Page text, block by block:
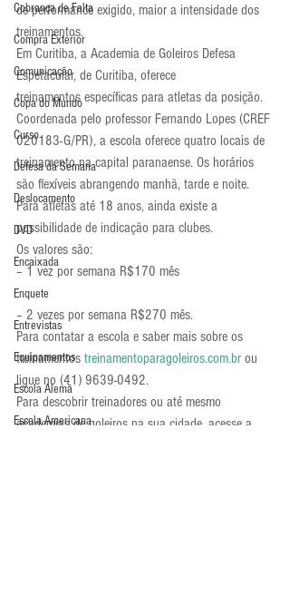
Cobrança de Falta
Compra Exterior
Comunicação
Copa do Mundo
Curso
Defesa da Semana
Deslocamento
DVD
Encaixada
Enquete
Entrevistas
Equipamentos
Escola Alemã
Escola Americana
de performance exigido, maior a intensidade dos
treinamentos.
Em Curitiba, a Academia de Goleiros Defesa
Espetacular, de Curitiba, oferece
treinamentos específicas para atletas da posição.
Coordenada pelo professor Fernando Lopes (CREF
020183-G/PR), a escola oferece quatro locais de
treinamento na capital paranaense. Os horários
são flexíveis abrangendo manhã, tarde e noite.
Para atletas até 18 anos, ainda existe a
possibilidade de indicação para clubes.
Os valores são:
– 1 vez por semana R$170 mês
– 2 vezes por semana R$270 mês.
Para contatar a escola e saber mais sobre os
treinamentos treinamentoparagoleiros.com.br ou
ligue no (41) 9639-0492.
Para descobrir treinadores ou até mesmo
academias de goleiros na sua cidade, acesse a